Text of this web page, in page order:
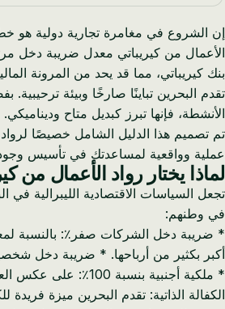
إن الشروع في مغامرة تجارية دولية هو
بنك كيريباتي، مما قد يحد من المرونة
تقدم البحرين تباينًا صارخًا وبيئة
الأنشطة، فإنها تبرز كبديل متاح وديناميكي.
تم تصميم هذا الدليل الشامل خصيصًا
عملية وواقعية لمساعدتك في تأسيس
لماذا يختار رواد الأعمال من
تجعل السياسات الاقتصادية الليبرالية في
في وطنهم:
أكبر بكثير من أرباحها. * ضريبة دخل شخصية 0٪: لا تفرض البحرين ضريبة دخل شخصية أو ضريبة أرباح رأسمالية أو ضريبة ثروة على